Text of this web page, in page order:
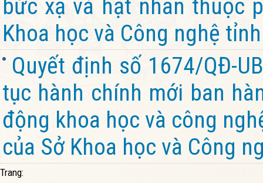
bức xạ và hạt nhân thuộc
Khoa học và Công nghệ
Quyết định số 1674/QĐ-
tục hành chính mới ban
động khoa học và công
của Sở Khoa học và Công
Trang: